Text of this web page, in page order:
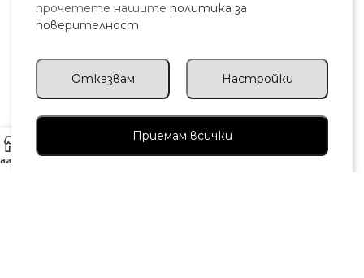
Бисквитки
Доставка
ПОЛЕЗНО
Профил
прочетете нашите политика за
поверителност
Приемам всички
Настройки
Отказвам
Любими